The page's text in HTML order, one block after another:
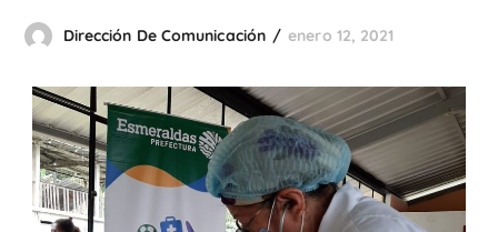
Dirección De Comunicación enero 12, 2021